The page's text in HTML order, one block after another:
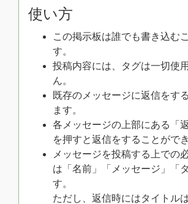
使い方
この掲示板は誰でも書き込む
す。
投稿内容には、タグは一切使
ん。
既存のメッセージに返信をす
ます。
各メッセージの上部にある「
を押すと返信をすることができ
メッセージを投稿する上での
は「名前」「メッセージ」「
す。
ただし、返信時にはタイトル